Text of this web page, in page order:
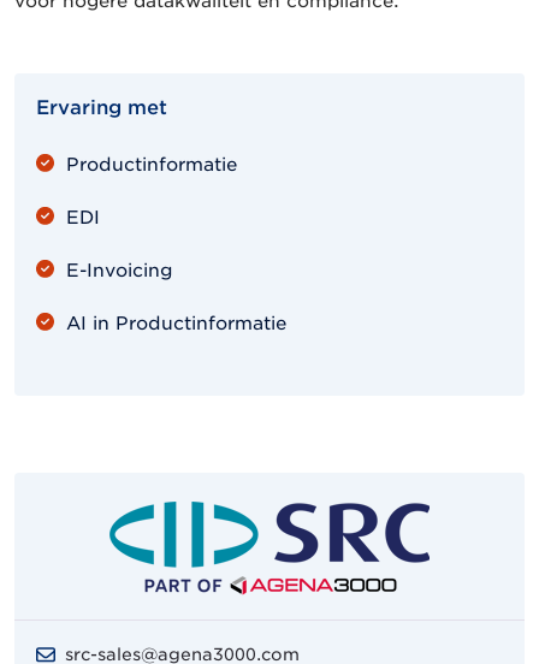
Ervaring met
Productinformatie
EDI
E-Invoicing
AI in Productinformatie
src-sales@agena3000.com